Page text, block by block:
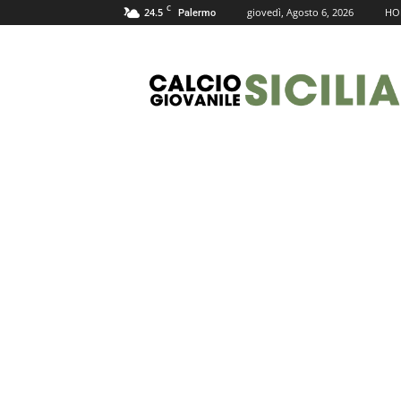
24.5 C Palermo giovedì, Agosto 6, 2026
Giovanile
Sicilia